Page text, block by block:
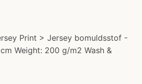
Print > Jersey bomuldsstof -
Weight: 200 g/m2 Wash &